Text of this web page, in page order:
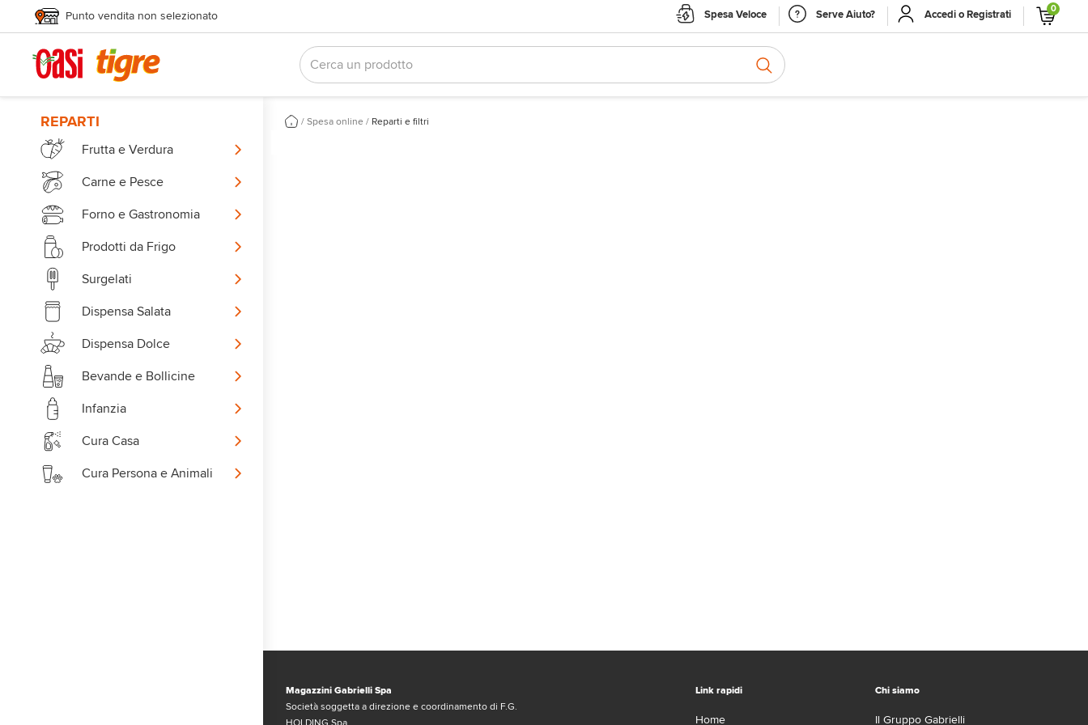
Punto vendita non selezionato Spesa Veloce Serve Aiuto? Accedi o Registrati 0
REPARTI
Frutta e Verdura
Carne e Pesce
Forno e Gastronomia
Prodotti da Frigo
Surgelati
Dispensa Salata
Dispensa Dolce
Bevande e Bollicine
Infanzia
Cura Casa
Cura Persona e Animali
/ Spesa online / Reparti e filtri
Magazzini Gabrielli Spa
Società soggetta a direzione e coordinamento di F.G.
Link rapidi
Home
Chi siamo
Il Gruppo Gabrielli